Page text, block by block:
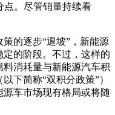
点。尽管销量持续看
的逐步“退坡”，新能源
的阶段。不过，这样的
消耗量与新能源汽车积
下简称“双积分政策”）
车市场现有格局或将随